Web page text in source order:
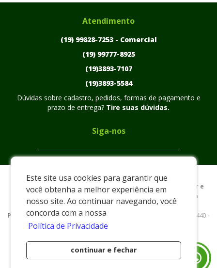
Este site usa cookies para garantir que
você obtenha a melhor experiência em
nosso site. Ao continuar navegando, você
concorda com a nossa
Política de Privacidade
continuar e fechar
Atendimento
(19) 99828-7253 - Comercial
(19) 99777-8925
(19)3893-7107
(19)3893-5584
Dúvidas sobre cadastro, pedidos, formas de pagamento e
prazo de entrega? Tire suas dúvidas.
Siga-nos
Preços e condições exclusivos para o www.plasmarc.com.br e
para o televendas, podendo sofrer alterações sem prévia
notiﬁcação.
Plasmarc|xxxx|www.plasmarc.com.br
| Rua Nelson Custodio - 440 -
Distrito Industrial Américo Pieri - Pedreira/SP - 13928-550 - E-mail:
Desenvolvido por